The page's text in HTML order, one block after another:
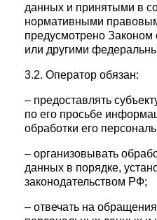
данных и принятыми в
нормативными
предусмотрено
или другими
3.2. Оператор обязан:
– предоставлять
по его просьбе
обработки его
– организовывать
данных в порядке,
законодательством РФ;
– отвечать на